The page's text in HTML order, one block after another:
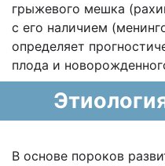
грыжевого мешка
с его наличием
определяет
плода и
В основе пороков